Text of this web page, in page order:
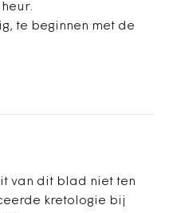
te beginnen met de
van dit blad niet ten
kretologie bij